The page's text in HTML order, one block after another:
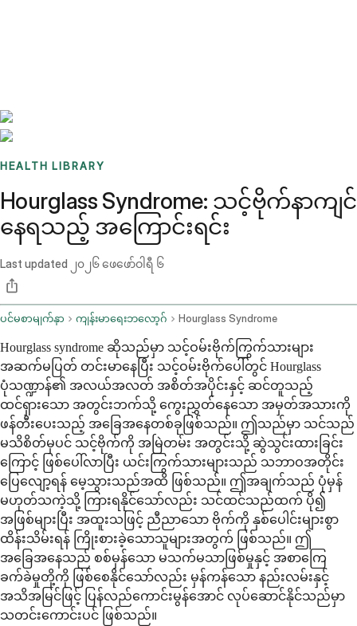
HEALTH LIBRARY
Hourglass Syndrome: သင့်ဗိုက်နာကျင်
နေရသည့် အကြောင်းရင်း
Last updated ၂၀၂၆ ဖေဖော်ဝါရီ ၆
ပင်မစာမျက်နှာ ကျန်းမာရေးဘလော့ဂ် Hourglass Syndrome
Hourglass syndrome ဆိုသည်မှာ သင့်ဝမ်းဗိုက်ကြွက်သားများ
အဆက်မပြတ် တင်းမာနေပြီး သင့်ဝမ်းဗိုက်ပေါ်တွင် Hourglass
ပုံသဏ္ဍာန်၏ အလယ်အလတ် အစိတ်အပိုင်းနှင့် ဆင်တူသည့်
ထင်ရှားသော အတွင်းဘက်သို့ ကွေးညွှတ်နေသော အမှတ်အသားကို
ဖန်တီးပေးသည့် အခြေအနေတစ်ခုဖြစ်သည်။ ဤသည်မှာ သင်သည်
မသိစိတ်မှပင် သင့်ဗိုက်ကို အမြဲတမ်း အတွင်းသို့ ဆွဲသွင်းထားခြင်း
ကြောင့် ဖြစ်ပေါ်လာပြီး ယင်းကြွက်သားများသည် သဘာဝအတိုင်း
ပြေလျော့ရန် မေ့သွားသည်အထိ ဖြစ်သည်။ ဤအချက်သည် ပုံမှန်
မဟုတ်သကဲ့သို့ ကြားရနိုင်သော်လည်း သင်ထင်သည်ထက် ပို၍
အဖြစ်များပြီး အထူးသဖြင့် ညီညာသော ဗိုက်ကို နှစ်ပေါင်းများစွာ
ထိန်းသိမ်းရန် ကြိုးစားခဲ့သောသူများအတွက် ဖြစ်သည်။ ဤ
အခြေအနေသည် စစ်မှန်သော မသက်မသာဖြစ်မှုနှင့် အစာကြေ
ခက်ခဲမှုတို့ကို ဖြစ်စေနိုင်သော်လည်း မှန်ကန်သော နည်းလမ်းနှင့်
အသိအမြင်ဖြင့် ပြန်လည်ကောင်းမွန်အောင် လုပ်ဆောင်နိုင်သည်မှာ
သတင်းကောင်းပင် ဖြစ်သည်။